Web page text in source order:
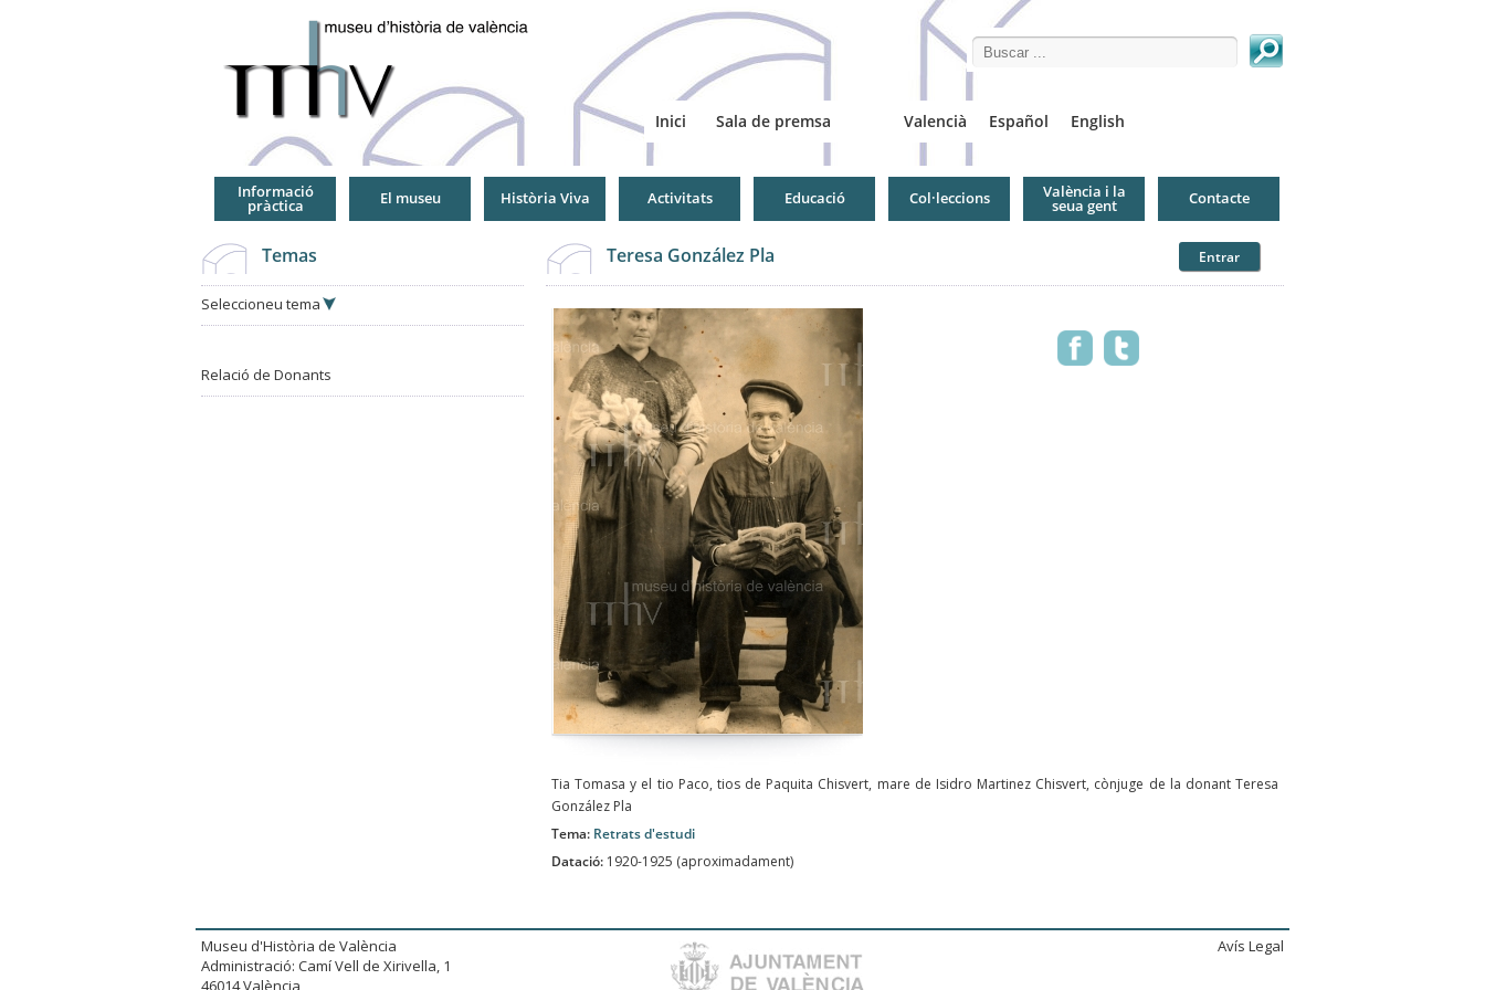
Search this site
Valencià Español English
Inici Sala de premsa
Informació
pràctica El museu Història Viva Activitats Educació Col·leccions València i la
seua gent Contacte
Temas
Seleccioneu tema
Relació de Donants
Teresa González Pla Entrar
Tia Tomasa y el tio Paco, tios de Paquita Chisvert, mare de Isidro Martinez Chisvert, cònjuge de la donant Teresa
González Pla
Tema: Retrats d'estudi
Datació: 1920-1925 (aproximadament)
Museu d'Història de València
Administració: Camí Vell de Xirivella, 1
46014 València
Avís Legal